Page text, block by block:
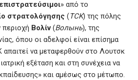
επιστρατεύσιμοι» από το
στρατολόγησης (TCK) της πόλης
περιοχή Βολίν(Волынь), της
όπου οι αδελφοί είναι επίσημα
απαιτεί να μεταφερθούν στο Λουτσκ
εξέταση και στη συνέχεια να
και αμέσως στο μέτωπο.